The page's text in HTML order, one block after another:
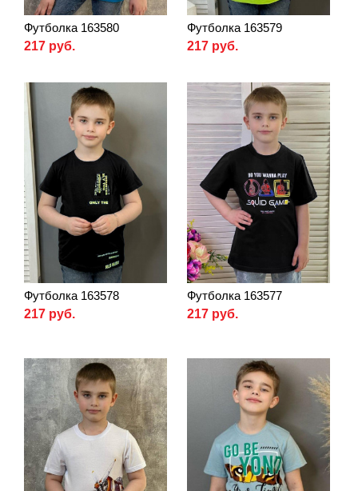
Футболка 163580
217 руб.
Футболка 163579
217 руб.
Футболка 163578
217 руб.
Футболка 163577
217 руб.